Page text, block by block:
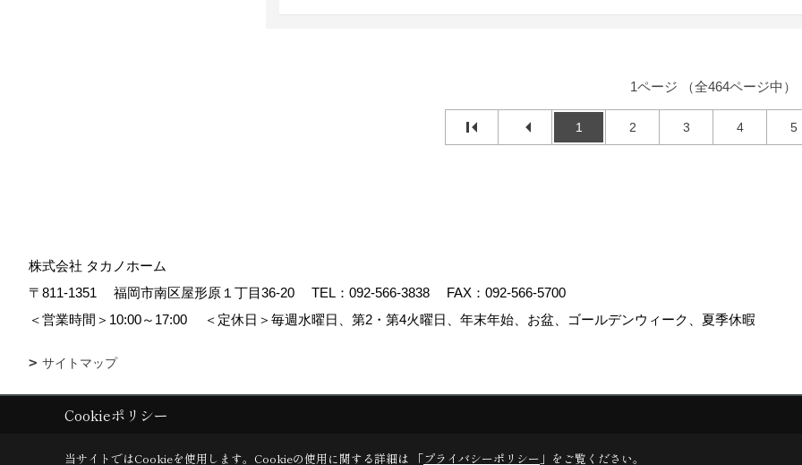
1ページ （全464ページ中）
1 2 3 4 5
株式会社 タカノホーム
〒811-1351
福岡市南区屋形原１丁目36-20 TEL： 092-566-3838
FAX：092-566-5700
＜営業時間＞10:00～17:00
＜定休日＞毎週水曜日、第2・第4火曜日、年末年始、お盆、ゴールデンウィーク、夏季休暇
サイトマップ
Copyright (c) TAKANO CONSTRUCTION CO.,LTD. All Rights Reserved.
Cookieポリシー
当サイトではCookieを使用します。 Cookieの使用に関する詳細は 「プライバシーポリシー 」をご覧ください。